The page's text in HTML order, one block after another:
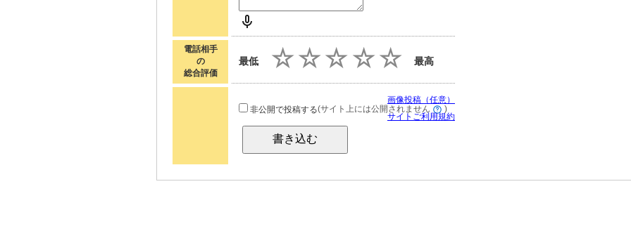
電話相手
の
総合評価
最低 最高
非公開で投稿する(サイト上には公開されません )
画像投稿（任意）
サイトご利用規約